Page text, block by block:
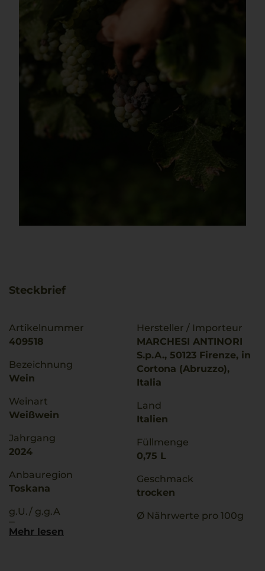
Steckbrief
Artikelnummer
409518
Bezeichnung
Wein
Weinart
Weißwein
Jahrgang
2024
Anbauregion
Toskana
g.U./ g.g.A
Toscana
Hersteller / Importeur
MARCHESI ANTINORI
S.p.A., 50123 Firenze, in
Cortona (Abruzzo),
Italia
Land
Italien
Füllmenge
0,75 L
Geschmack
trocken
Ø Nährwerte pro 100g
Mehr lesen